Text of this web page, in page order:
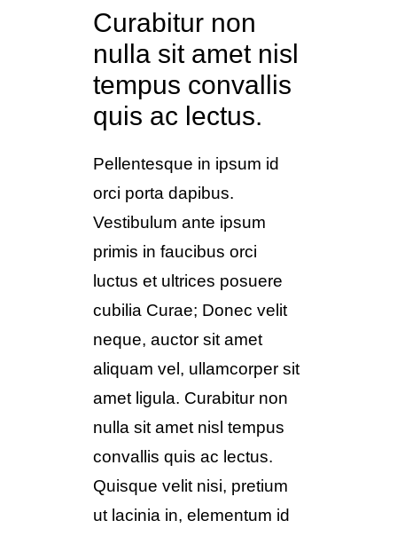
Curabitur non
nulla sit amet nisl
tempus convallis
quis ac lectus.
Pellentesque in ipsum id
orci porta dapibus.
Vestibulum ante ipsum
primis in faucibus orci
luctus et ultrices posuere
cubilia Curae; Donec velit
neque, auctor sit amet
aliquam vel, ullamcorper sit
amet ligula. Curabitur non
nulla sit amet nisl tempus
convallis quis ac lectus.
Quisque velit nisi, pretium
ut lacinia in, elementum id